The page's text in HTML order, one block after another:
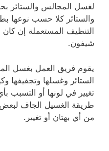
لغسل المجالس والستائر
والستائر كلا حسب نوعها
التنظيف المستعملة إن
شيفون.
يقوم فريق العمل بغسل
الستائر وغسلها وتجفيفها
تغيير في لونها أو التسبب
طريقة الغسيل الجاف لبعض
من أي بهتان أو تغيير.